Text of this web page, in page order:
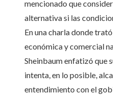
mencionado que
alternativa si las
En una charla donde
económica y comercial
Sheinbaum enfatizó que
intenta, en lo posible,
entendimiento con el